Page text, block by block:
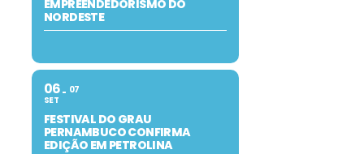
EMPREENDEDORISMO DO
NORDESTE
06
SET
07
FESTIVAL DO GRAU
PERNAMBUCO CONFIRMA
EDIÇÃO EM PETROLINA